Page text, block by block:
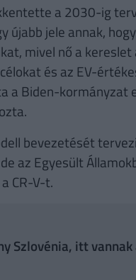
a 2030-ig
jele annak,
mivel nő a
és az EV-
a Biden-kormányzat
bevezetését
az Egyesült
CR-V-t.
Szlovénia, itt